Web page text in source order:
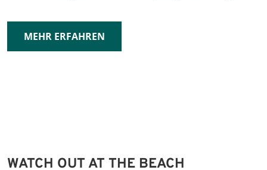
MEHR ERFAHREN
WATCH OUT AT THE BEACH